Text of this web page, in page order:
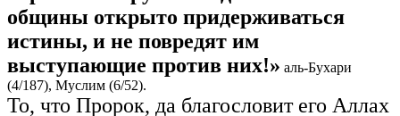
общины открыто придерживаться
истины, и не повредят им
выступающие против них!» аль-Бухари
(4/187), Муслим (6/52).
То, что Пророк, да благословит его Аллах